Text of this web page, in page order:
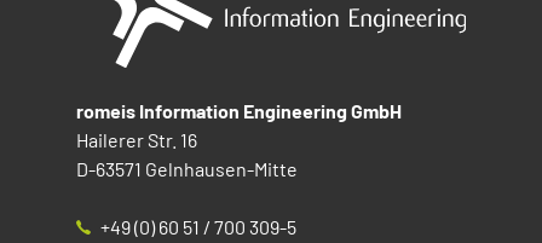
romeis Information Engineering GmbH
Hailerer Str. 16
D-63571 Gelnhausen-Mitte
+49 (0) 60 51 / 700 309-5